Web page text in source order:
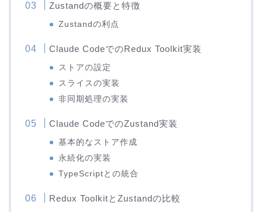
Zustandの概要と特徴
Zustandの利点
Claude CodeでのRedux Toolkit実装
ストアの設定
スライスの実装
非同期処理の実装
Claude CodeでのZustand実装
基本的なストア作成
永続化の実装
TypeScriptとの統合
Redux ToolkitとZustandの比較